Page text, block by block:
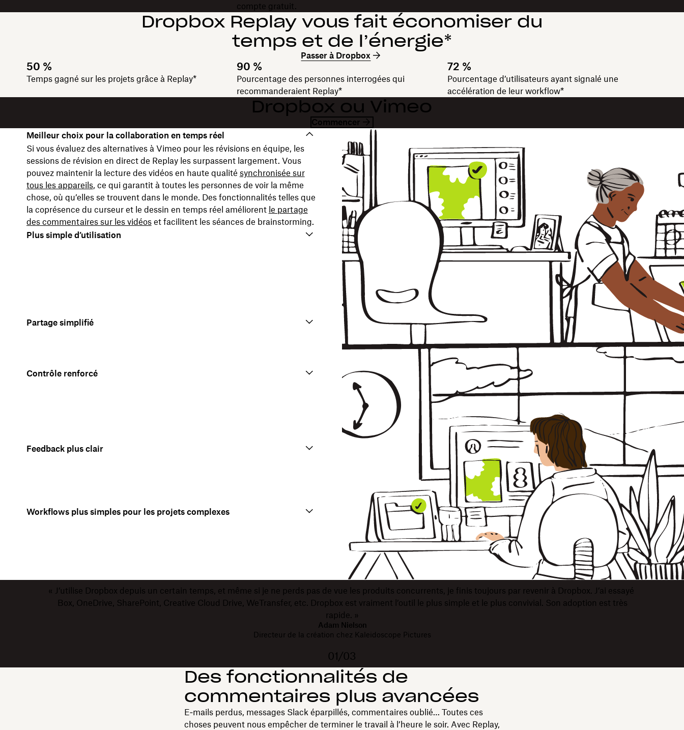
compte gratuit.
Dropbox Replay vous fait économiser du
temps et de l’énergie*
Passer à Dropbox
50 %
Temps gagné sur les projets grâce à Replay*
90 %
Pourcentage des personnes interrogées qui
recommanderaient Replay*
72 %
Pourcentage d’utilisateurs ayant signalé une
accélération de leur workflow*
Dropbox ou Vimeo
Commencer
Meilleur choix pour la collaboration en temps réel
Si vous évaluez des alternatives à Vimeo pour les révisions en équipe, les
sessions de révision en direct de Replay les surpassent largement. Vous
pouvez maintenir la lecture des vidéos en haute qualité synchronisée sur
tous les appareils, ce qui garantit à toutes les personnes de voir la même
chose, où qu’elles se trouvent dans le monde. Des fonctionnalités telles que
la coprésence du curseur et le dessin en temps réel améliorent le partage
des commentaires sur les vidéoset facilitent les séances de brainstorming.
Plus simple d’utilisation
Partage simplifié
Contrôle renforcé
Feedback plus clair
Workflows plus simples pour les projets complexes
« J’utilise Dropbox depuis un certain temps, et même si je ne perds pas de vue les produits concurrents, je finis toujours par revenir à Dropbox. J’ai essayé
Box, OneDrive, SharePoint, Creative Cloud Drive, WeTransfer, etc. Dropbox est vraiment l’outil le plus simple et le plus convivial. Son adoption est très
rapide. »
Adam Nielson
Directeur de la création chez Kaleidoscope Pictures
01/03
Des fonctionnalités de
commentaires plus avancées
E‑mails perdus, messages Slack éparpillés, commentaires oublié… Toutes ces
choses peuvent nous empêcher de terminer le travail à l’heure le soir. Avec Replay,